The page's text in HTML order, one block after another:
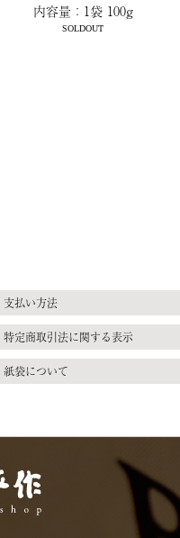
内容量：1袋 100g
SOLDOUT
支払い方法
特定商取引法に関する表示
紙袋について